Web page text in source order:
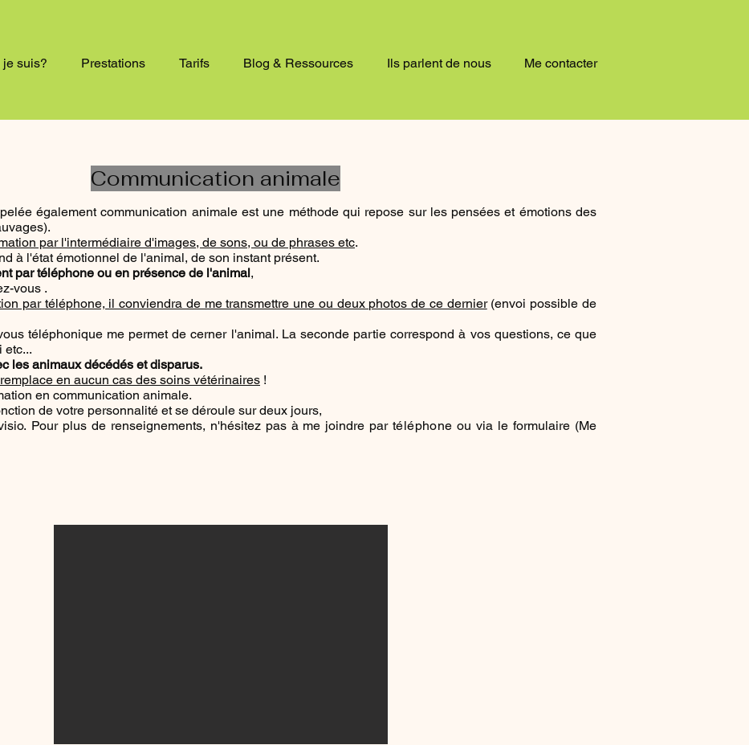
je suis? Prestations Tarifs Blog & Ressources Ils parlent de nous Me contacter
Communication animale
également communication animale est une méthode qui repose sur les pensées et émotions des
par l'intermédiaire d'images, de sons, ou de phrases etc.
à l'état émotionnel de l'animal, de son instant présent.
par téléphone ou en présence de l'animal,
vous .
par téléphone, il conviendra de me transmettre une ou deux photos de ce dernier(envoi possible de
téléphonique me permet de cerner l'animal. La seconde partie correspond à vos questions, ce que
etc...
les animaux décédés et disparus.
en aucun cas des soins vétérinaires !
en communication animale.
de votre personnalité et se déroule sur deux jours,
Pour plus de renseignements, n'hésitez pas à me joindre partéléphone ou via le formulaire (Me